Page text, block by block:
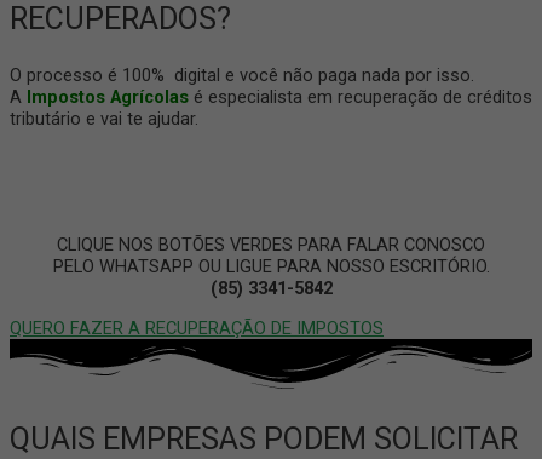
RECUPERADOS?
O processo é 100% digital e você não paga nada por isso.
A Impostos Agrícolas é especialista em recuperação de créditos
tributário e vai te ajudar.
CLIQUE NOS BOTÕES VERDES PARA FALAR CONOSCO
PELO WHATSAPP OU LIGUE PARA NOSSO ESCRITÓRIO.
(85) 3341-5842
QUERO FAZER A RECUPERAÇÃO DE IMPOSTOS
QUAIS EMPRESAS PODEM SOLICITAR